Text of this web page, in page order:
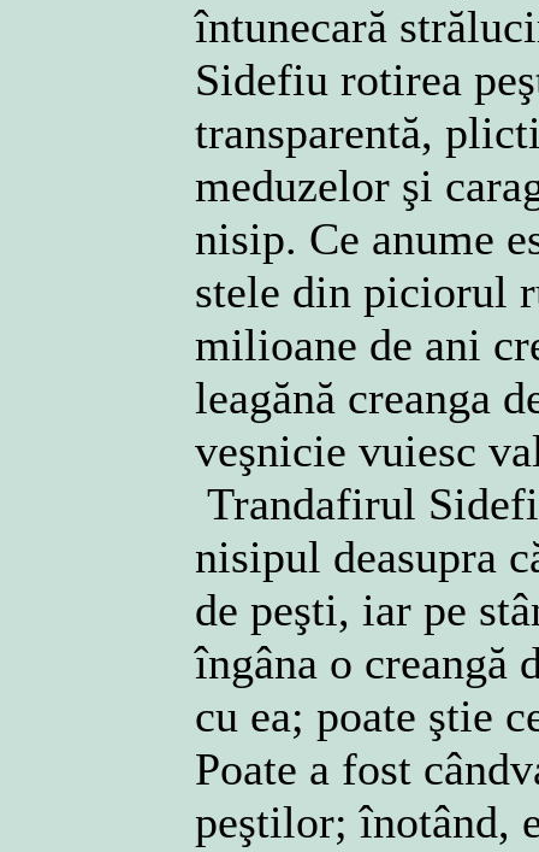
întunecară
Sidefiu rotirea
transparentă,
meduzelor şi
nisip. Ce anume
stele din piciorul
milioane de ani
leagănă creanga
veşnicie vuiesc
Trandafirul
nisipul deasupra
de peşti, iar pe
îngâna o creangă
cu ea; poate ştie
Poate a fost
peştilor; înotând,